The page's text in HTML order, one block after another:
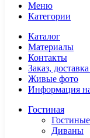
Меню
Категории
Каталог
Материалы
Контакты
Заказ,
Живые фото
Информация
Гостиная
Гостиные
Диваны